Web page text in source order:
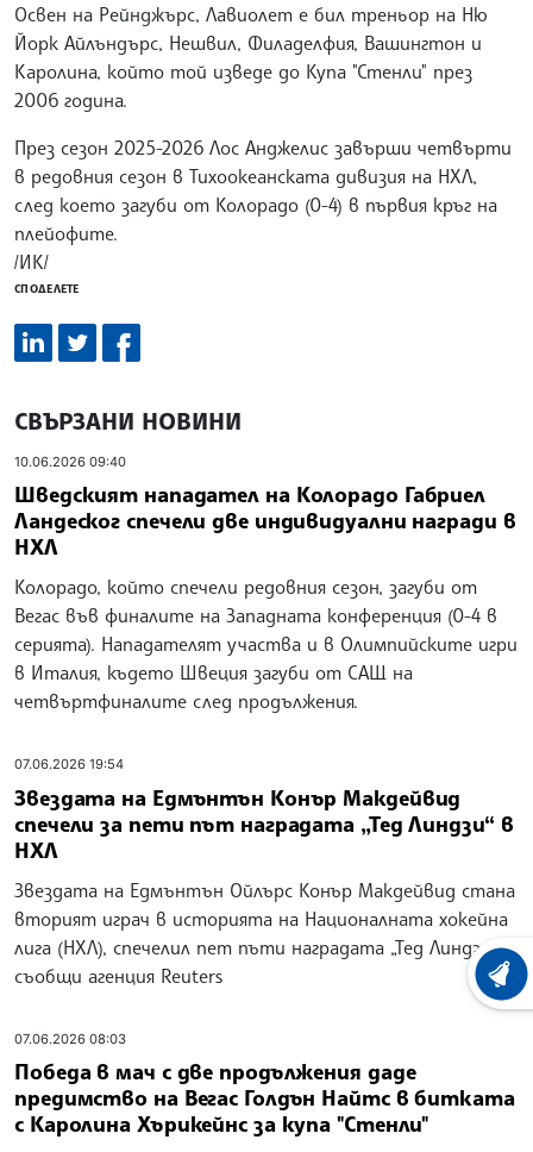
Освен на Рейнджърс, Лавиолет е бил треньор на Ню
Йорк Айлъндърс, Нешвил, Филаделфия, Вашингтон и
Каролина, който той изведе до Купа "Стенли" през
2006 година.
През сезон 2025-2026 Лос Анджелис завърши четвърти
в редовния сезон в Тихоокеанската дивизия на НХЛ,
след което загуби от Колорадо (0-4) в първия кръг на
плейофите.
/ИК/
СПОДЕЛЕТЕ
СВЪРЗАНИ НОВИНИ
10.06.2026 09:40
Шведският нападател на Колорадо Габриел
Ландеског спечели две индивидуални награди в
НХЛ
Колорадо, който спечели редовния сезон, загуби от
Вегас във финалите на Западната конференция (0-4 в
серията). Нападателят участва и в Олимпийските игри
в Италия, където Швеция загуби от САЩ на
четвъртфиналите след продължения.
07.06.2026 19:54
Звездата на Едмънтън Конър Макдейвид
спечели за пети път наградата „Тед Линдзи“ в
НХЛ
Звездата на Едмънтън Ойлърс Конър Макдейвид стана
вторият играч в историята на Националната хокейна
лига (НХЛ), спечелил пет пъти наградата „Тед Линдзи“,
съобщи агенция Reuters
07.06.2026 08:03
Победа в мач с две продължения даде
предимство на Вегас Голдън Найтс в битката
с Каролина Хърикейнс за купа "Стенли"